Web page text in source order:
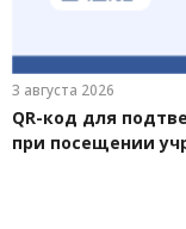
3 августа 2026
QR-код для
при посещении